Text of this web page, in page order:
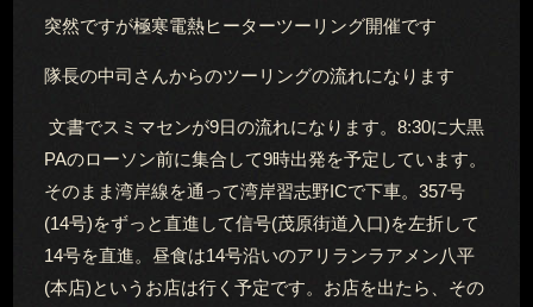
突然ですが極寒電熱ヒーターツーリング開催です
隊長の中司さんからのツーリングの流れになります
文書でスミマセンが9日の流れになります。8:30に大黒
PAのローソン前に集合して9時出発を予定しています。
そのまま湾岸線を通って湾岸習志野ICで下車。357号
(14号)をずっと直進して信号(茂原街道入口)を左折して
14号を直進。昼食は14号沿いのアリランラアメン八平
(本店)というお店は行く予定です。お店を出たら、その